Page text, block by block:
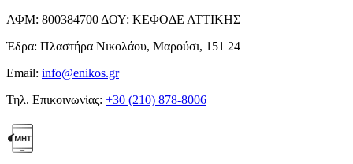
ΑΦΜ: 800384700 ΔΟΥ: ΚΕΦΟΔΕ ΑΤΤΙΚΗΣ
Έδρα: Πλαστήρα Νικολάου, Μαρούσι, 151 24
Email: info@enikos.gr
Τηλ. Επικοινωνίας: +30 (210) 878-8006